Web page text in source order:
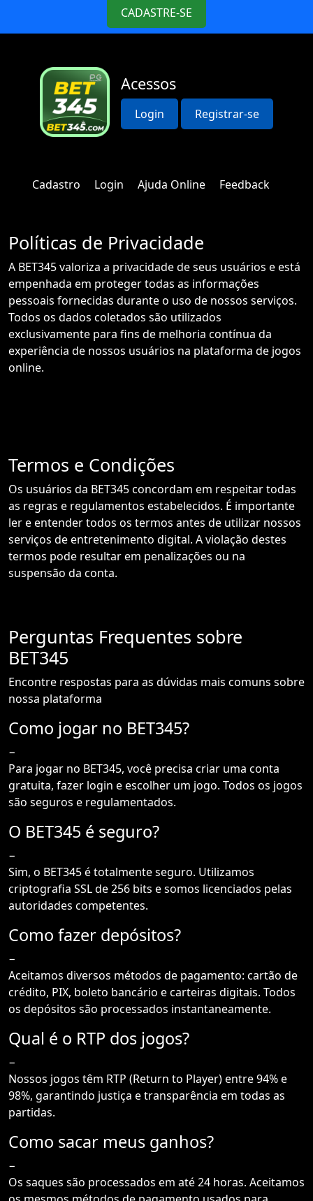
CADASTRE-SE
Acessos
Login Registrar-se
Cadastro Login Ajuda Online Feedback
Políticas de Privacidade
A BET345 valoriza a privacidade de seus usuários e está
empenhada em proteger todas as informações
pessoais fornecidas durante o uso de nossos serviços.
Todos os dados coletados são utilizados
exclusivamente para fins de melhoria contínua da
experiência de nossos usuários na plataforma de jogos
online.
Termos e Condições
Os usuários da BET345 concordam em respeitar todas
as regras e regulamentos estabelecidos. É importante
ler e entender todos os termos antes de utilizar nossos
serviços de entretenimento digital. A violação destes
termos pode resultar em penalizações ou na
suspensão da conta.
Perguntas Frequentes sobre
BET345
Encontre respostas para as dúvidas mais comuns sobre
nossa plataforma
Como jogar no BET345?
−
Para jogar no BET345, você precisa criar uma conta
gratuita, fazer login e escolher um jogo. Todos os jogos
são seguros e regulamentados.
O BET345 é seguro?
−
Sim, o BET345 é totalmente seguro. Utilizamos
criptografia SSL de 256 bits e somos licenciados pelas
autoridades competentes.
Como fazer depósitos?
−
Aceitamos diversos métodos de pagamento: cartão de
crédito, PIX, boleto bancário e carteiras digitais. Todos
os depósitos são processados instantaneamente.
Qual é o RTP dos jogos?
−
Nossos jogos têm RTP (Return to Player) entre 94% e
98%, garantindo justiça e transparência em todas as
partidas.
Como sacar meus ganhos?
−
Os saques são processados em até 24 horas. Aceitamos